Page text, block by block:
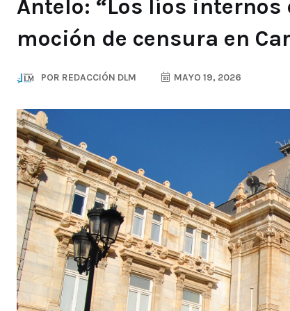
Antelo: “Los líos internos
moción de censura en
POR REDACCIÓN DLM MAYO 19, 2026